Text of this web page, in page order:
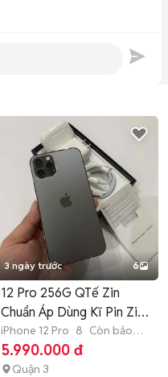
3 ngày trước 6
12 Pro 256G QTế Zin
Chuẩn Áp Dùng Kĩ Pin Zin
93%
iPhone 12 Pro 8 Còn bảo
hành
5.990.000 đ
Quận 3